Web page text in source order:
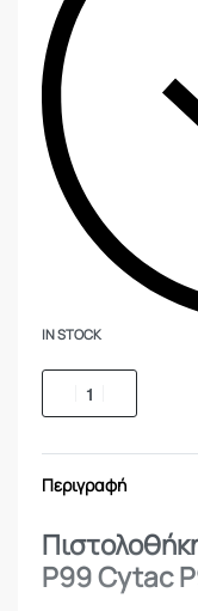
IN STOCK
Περιγραφή
P99 Cytac